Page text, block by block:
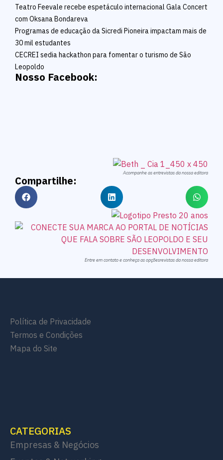
Teatro Feevale recebe espetáculo internacional Gala Concert
com Oksana Bondareva
Programas de educação da Sicredi Pioneira impactam mais de
30 mil estudantes
CECREI sedia hackathon para fomentar o turismo de São
Leopoldo
Nosso Facebook:
Acompanhe as entrevistas da nossa editora
Compartilhe:
Entre em contato e conheça as opçõesrevistas da nossa editora
Política de Privacidade
Termos e Condições
Mapa do Site
CATEGORIAS
Empresas & Negócios